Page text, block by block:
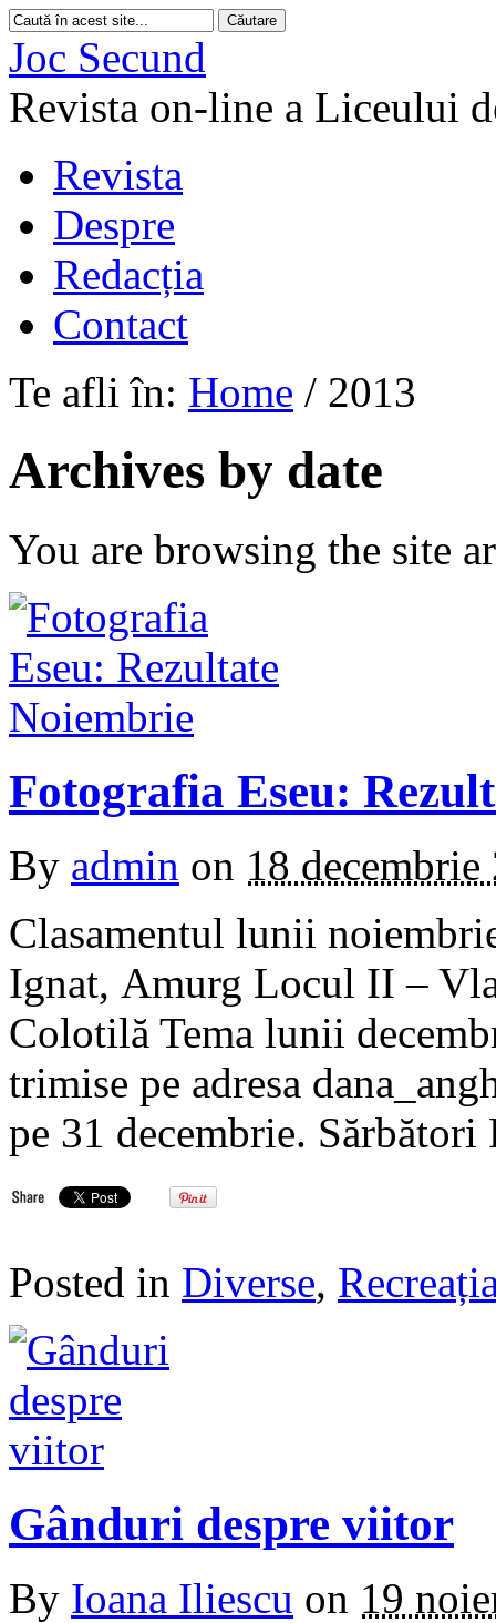
Joc Secund
Revista on-line a Liceului
Revista
Despre
Redacția
Contact
Te afli în: Home / 2013
Archives by date
You are browsing the site
Fotografia Eseu:
By admin on 18 decembrie
Clasamentul lunii
Ignat, Amurg Locul II –
Colotilă Tema lunii
trimise pe adresa
pe 31 decembrie. Sărbători
Posted in Diverse,
Gânduri despre viitor
By Ioana Iliescu on 19